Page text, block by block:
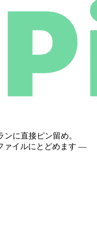
に直接ピン留め。
ァイルにとどめます —